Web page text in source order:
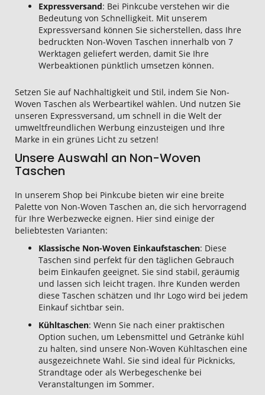
Expressversand: Bei Pinkcube verstehen wir die
Bedeutung von Schnelligkeit. Mit unserem
Expressversand können Sie sicherstellen, dass Ihre
bedruckten Non-Woven Taschen innerhalb von 7
Werktagen geliefert werden, damit Sie Ihre
Werbeaktionen pünktlich umsetzen können.
Setzen Sie auf Nachhaltigkeit und Stil, indem Sie Non-
Woven Taschen als Werbeartikel wählen. Und nutzen Sie
unseren Expressversand, um schnell in die Welt der
umweltfreundlichen Werbung einzusteigen und Ihre
Marke in ein grünes Licht zu setzen!
Unsere Auswahl an Non-Woven
Taschen
In unserem Shop bei Pinkcube bieten wir eine breite
Palette von Non-Woven Taschen an, die sich hervorragend
für Ihre Werbezwecke eignen. Hier sind einige der
beliebtesten Varianten:
Klassische Non-Woven Einkaufstaschen: Diese
Taschen sind perfekt für den täglichen Gebrauch
beim Einkaufen geeignet. Sie sind stabil, geräumig
und lassen sich leicht tragen. Ihre Kunden werden
diese Taschen schätzen und Ihr Logo wird bei jedem
Einkauf sichtbar sein.
Kühltaschen: Wenn Sie nach einer praktischen
Option suchen, um Lebensmittel und Getränke kühl
zu halten, sind unsere Non-Woven Kühltaschen eine
ausgezeichnete Wahl. Sie sind ideal für Picknicks,
Strandtage oder als Werbegeschenke bei
Veranstaltungen im Sommer.